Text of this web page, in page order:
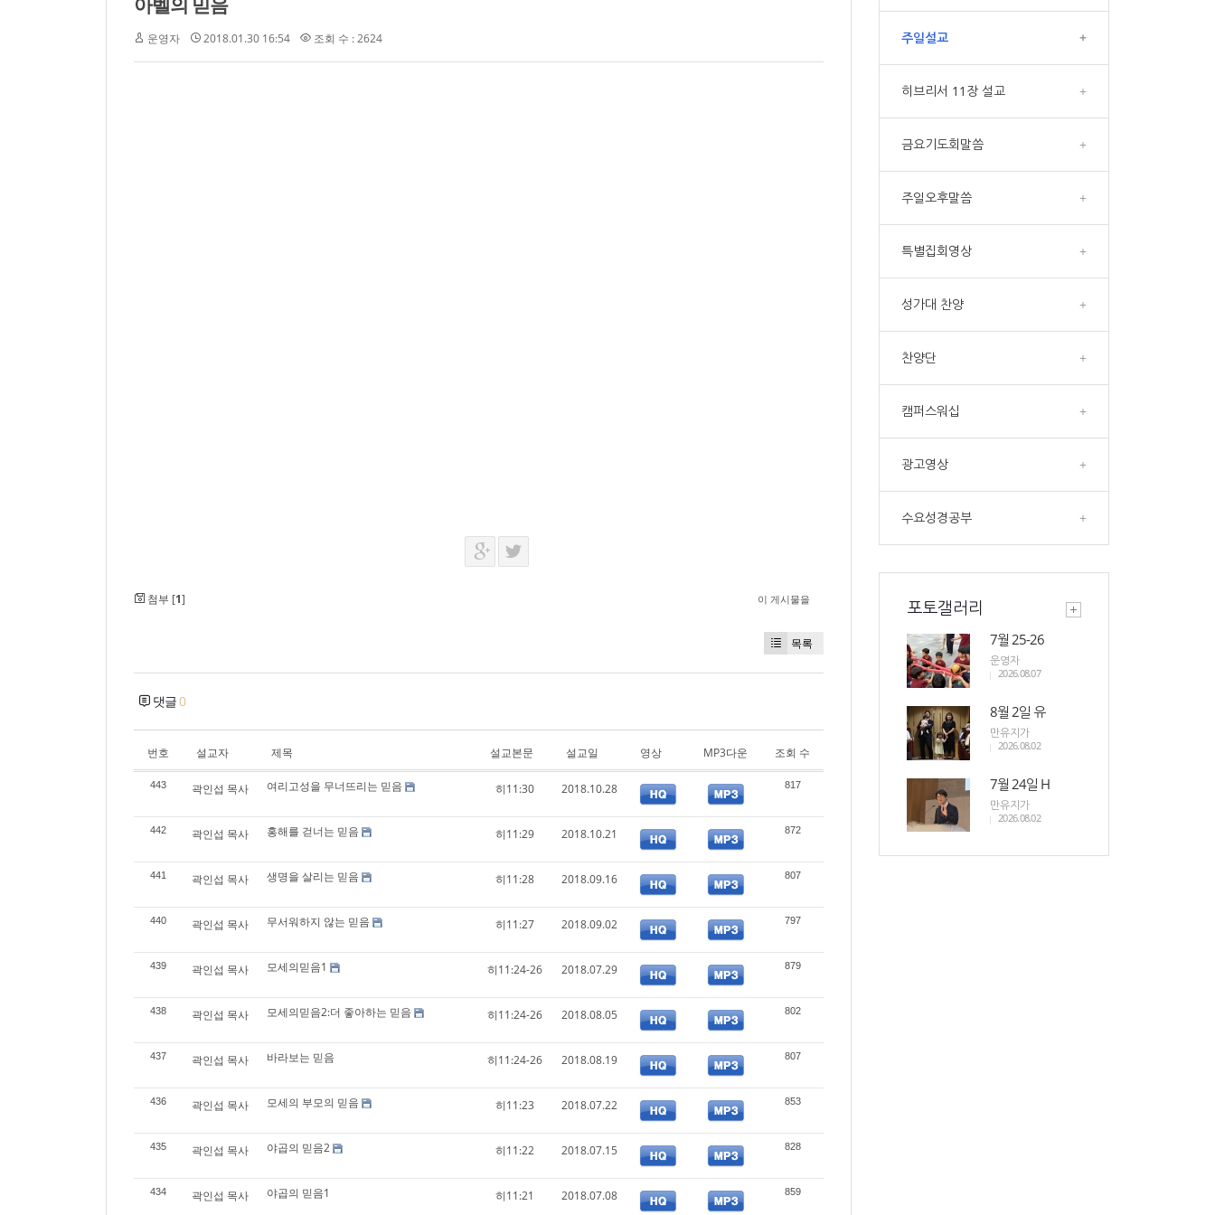
운영자 2018.01.30 16:54 조회 수 : 2624
첨부 [1] 이 게시물을
목록
댓글0
번호 설교자 제목 설교본문 설교일 영상 MP3다운 조회 수
443 곽인섭 목사 여리고성을 무너뜨리는 믿음 히11:30 2018.10.28 817
442 곽인섭 목사 홍해를 걷너는 믿음 히11:29 2018.10.21 872
441 곽인섭 목사 생명을 살리는 믿음 히11:28 2018.09.16 807
440 곽인섭 목사 무서워하지 않는 믿음 히11:27 2018.09.02 797
439 곽인섭 목사 모세의믿음1 히11:24-26 2018.07.29 879
438 곽인섭 목사 모세의믿음2:더 좋아하는 믿음 히11:24-26 2018.08.05 802
437 곽인섭 목사 바라보는 믿음 히11:24-26 2018.08.19 807
436 곽인섭 목사 모세의 부모의 믿음 히11:23 2018.07.22 853
435 곽인섭 목사 야곱의 믿음2 히11:22 2018.07.15 828
434 곽인섭 목사 야곱의 믿음1 히11:21 2018.07.08 859
주일설교 +
히브리서 11장 설교 +
금요기도회말씀 +
주일오후말씀 +
특별집회영상 +
성가대 찬양 +
찬양단 +
캠퍼스워십 +
광고영상 +
수요성경공부 +
포토갤러리
7월 25-26
운영자
2026.08.07
8월 2일 유
만유지가
2026.08.02
7월 24일 H
만유지가
2026.08.02